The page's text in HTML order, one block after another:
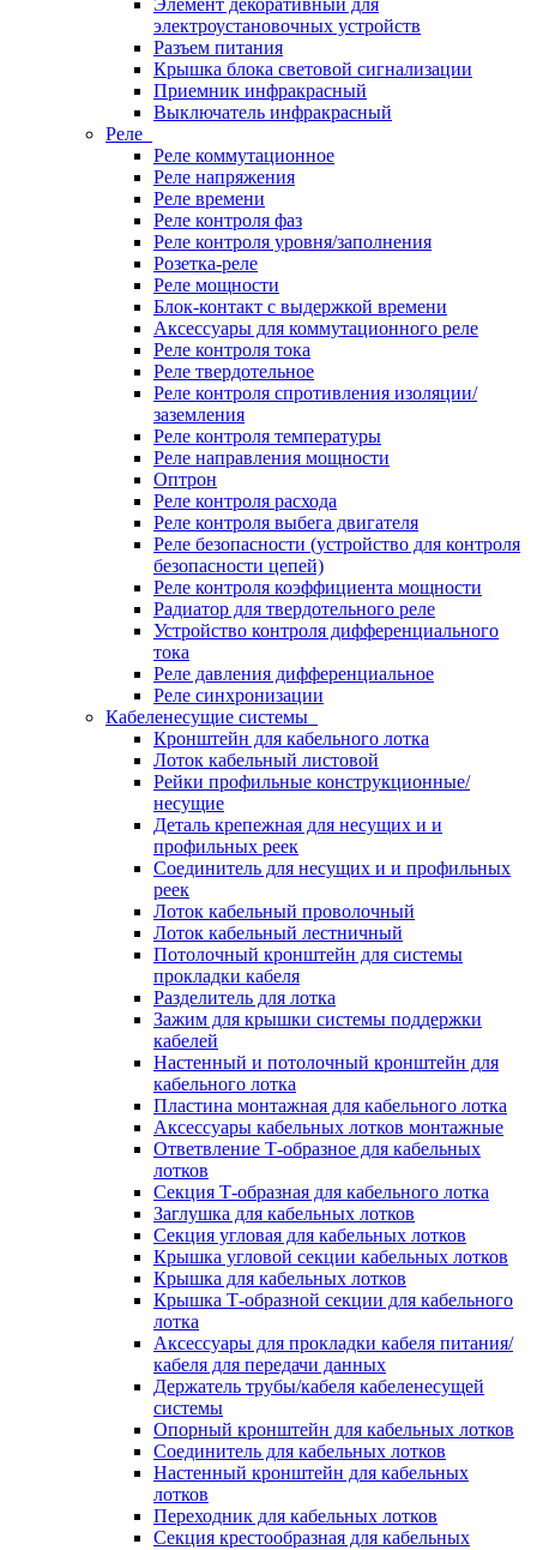
Элемент декоративный для
электроустановочных устройств
Разъем питания
Крышка блока световой сигнализации
Приемник инфракрасный
Выключатель инфракрасный
Реле
Реле коммутационное
Реле напряжения
Реле времени
Реле контроля фаз
Реле контроля уровня/заполнения
Розетка-реле
Реле мощности
Блок-контакт с выдержкой времени
Аксессуары для коммутационного реле
Реле контроля тока
Реле твердотельное
Реле контроля спротивления изоляции/
заземления
Реле контроля температуры
Реле направления мощности
Оптрон
Реле контроля расхода
Реле контроля выбега двигателя
Реле безопасности (устройство для контроля
безопасности цепей)
Реле контроля коэффициента мощности
Радиатор для твердотельного реле
Устройство контроля дифференциального
тока
Реле давления дифференциальное
Реле синхронизации
Кабеленесущие системы
Кронштейн для кабельного лотка
Лоток кабельный листовой
Рейки профильные конструкционные/
несущие
Деталь крепежная для несущих и и
профильных реек
Соединитель для несущих и и профильных
реек
Лоток кабельный проволочный
Лоток кабельный лестничный
Потолочный кронштейн для системы
прокладки кабеля
Разделитель для лотка
Зажим для крышки системы поддержки
кабелей
Настенный и потолочный кронштейн для
кабельного лотка
Пластина монтажная для кабельного лотка
Аксессуары кабельных лотков монтажные
Ответвление Т-образное для кабельных
лотков
Секция Т-образная для кабельного лотка
Заглушка для кабельных лотков
Секция угловая для кабельных лотков
Крышка угловой секции кабельных лотков
Крышка для кабельных лотков
Крышка Т-образной секции для кабельного
лотка
Аксессуары для прокладки кабеля питания/
кабеля для передачи данных
Держатель трубы/кабеля кабеленесущей
системы
Опорный кронштейн для кабельных лотков
Соединитель для кабельных лотков
Настенный кронштейн для кабельных
лотков
Переходник для кабельных лотков
Секция крестообразная для кабельных